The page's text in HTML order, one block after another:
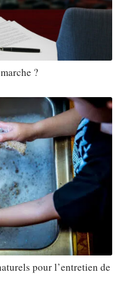
?
pour l’entretien de